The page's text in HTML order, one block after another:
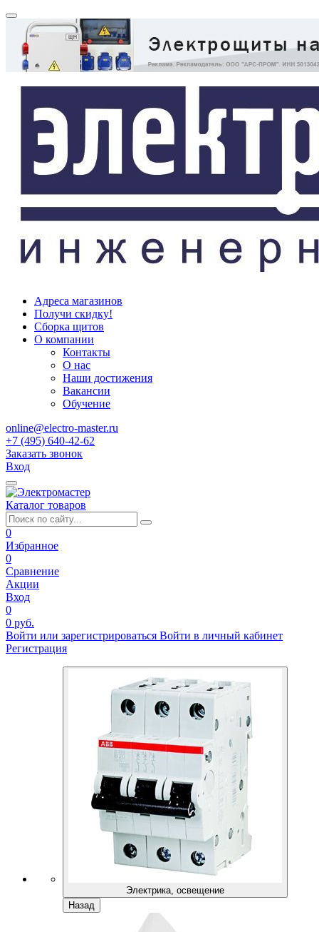
Адреса магазинов
Получи скидку!
Сборка щитов
О компании
Контакты
О нас
Наши достижения
Вакансии
Обучение
online@electro-master.ru
+7 (495) 640-42-62
Заказать звонок
Вход
Каталог товаров
0
Избранное
0
Сравнение
Акции
Вход
0
0 руб.
Войти или зарегистрироваться Войти в личный кабинет
Регистрация
Электрика, освещение
Назад